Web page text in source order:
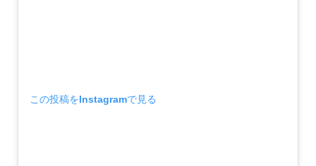
この投稿をInstagramで見る